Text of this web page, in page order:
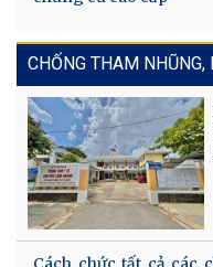
CHỐNG THAM NHŨNG,